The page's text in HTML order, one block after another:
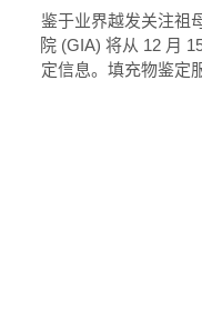
鉴于业界越发关注祖
院 (GIA) 将从 12 月
定信息。填充物鉴定